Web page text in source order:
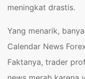
meningkat drastis.
Yang menarik,
Calendar News
Faktanya, trader